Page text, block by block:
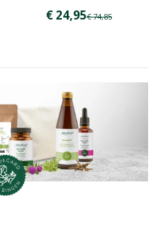
Angebot
€ 24,95Regulärer Preis
€ 74,85